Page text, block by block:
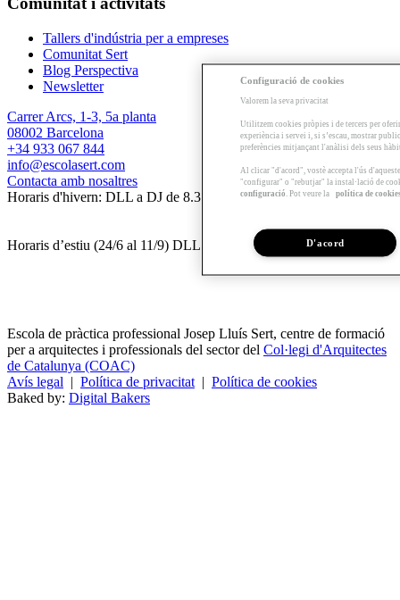
Tallers d'indústria per a empreses
Comunitat Sert
Blog Perspectiva
Newsletter
Carrer Arcs, 1-3, 5a planta
08002 Barcelona
+34 933 067 844
info@escolasert.com
Contacta amb nosaltres
Horaris d'hivern: DLL a DJ de 8.30 a 16.30 h / DV de 8.30 a 14 h.
Horaris d’estiu (24/6 al 11/9) DLL a DV de 8.30 a 14 h.
Escola de pràctica professional Josep Lluís Sert, centre de formació
per a arquitectes i professionals del sector del Col·legi d'Arquitectes
de Catalunya (COAC)
Avís legal | Política de privacitat | Política de cookies
Baked by: Digital Bakers
Configuració de cookies
Valorem la seva privacitat
Utilitzem cookies pròpies i de tercers per
experiència i servei i, si s’escau, mostrar
preferències mitjançant l'anàlisi dels seus
Al clicar "d'acord", vostè accepta l'ús
"configurar" o "rebutjar" la instal·lació de
configuració . Pot veure la política de
D'acord